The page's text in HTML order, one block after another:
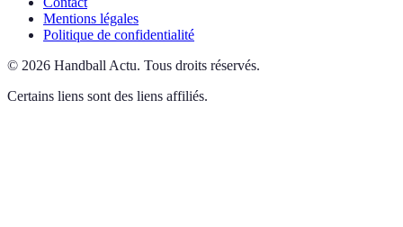
Mentions légales
Politique de confidentialité
© 2026 Handball Actu. Tous droits réservés.
Certains liens sont des liens affiliés.